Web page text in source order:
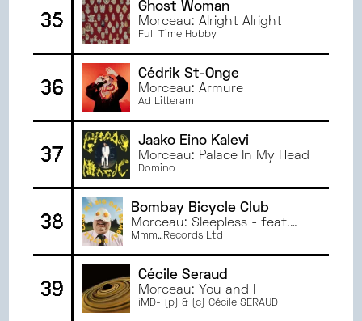
35
Ghost Woman
Morceau: Alright Alright
Full Time Hobby
36
Cédrik St-Onge
Morceau: Armure
Ad Litteram
37
Jaako Eino Kalevi
Morceau: Palace In My Head
Domino
38
Bombay Bicycle Club
Morceau: Sleepless - feat.
Jay Som
Mmm…Records Ltd
39
Cécile Seraud
Morceau: You and I
iMD- (p) & (c) Cécile SERAUD